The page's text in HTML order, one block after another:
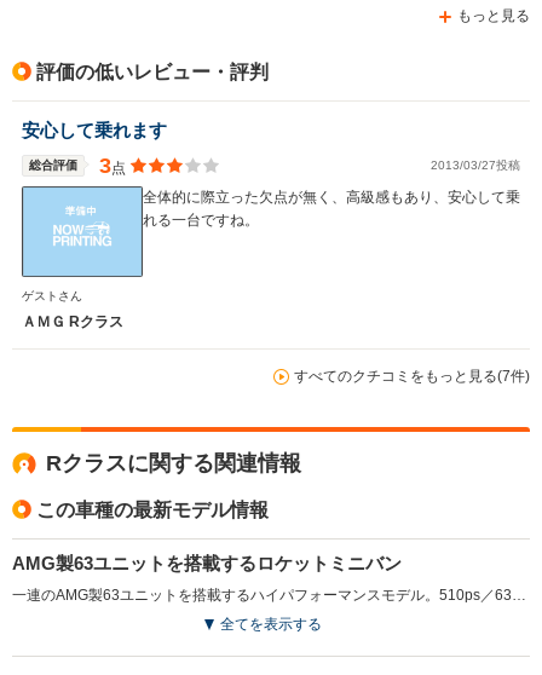
もっと見る
評価の低いレビュー・評判
安心して乗れます
総合評価 3点 2013/03/27投稿
全体的に際立った欠点が無く、高級感もあり、安心して乗
れる一台ですね。
ゲストさん
ＡＭＧ Rクラス
すべてのクチコミをもっと見る(7件)
Rクラスに関する関連情報
この車種の最新モデル情報
AMG製63ユニットを搭載するロケットミニバン
全てを表示する